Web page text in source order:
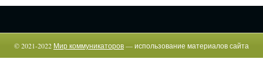
© 2021-2022 Мир коммуникаторов— использование материалов сайта